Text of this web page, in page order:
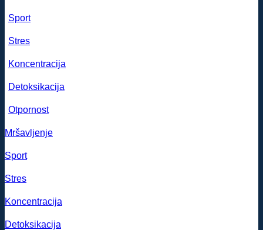
Sport
Stres
Koncentracija
Detoksikacija
Otpornost
Mršavljenje
Sport
Stres
Koncentracija
Detoksikacija